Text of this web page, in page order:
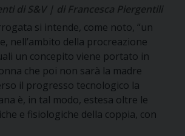
di S&V | di Francesca Piergentili
si intende, come noto, “un
nell’ambito della procreazione
un concepito viene portato in
che poi non sarà la madre
il progresso tecnologico la
è, in tal modo, estesa oltre le
e fisiologiche della coppia, con